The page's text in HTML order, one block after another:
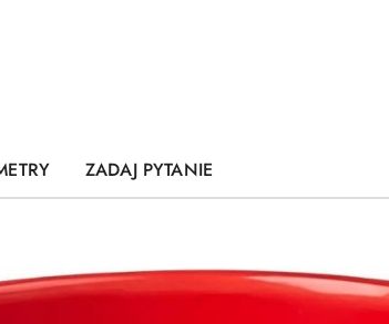
ZADAJ PYTANIE